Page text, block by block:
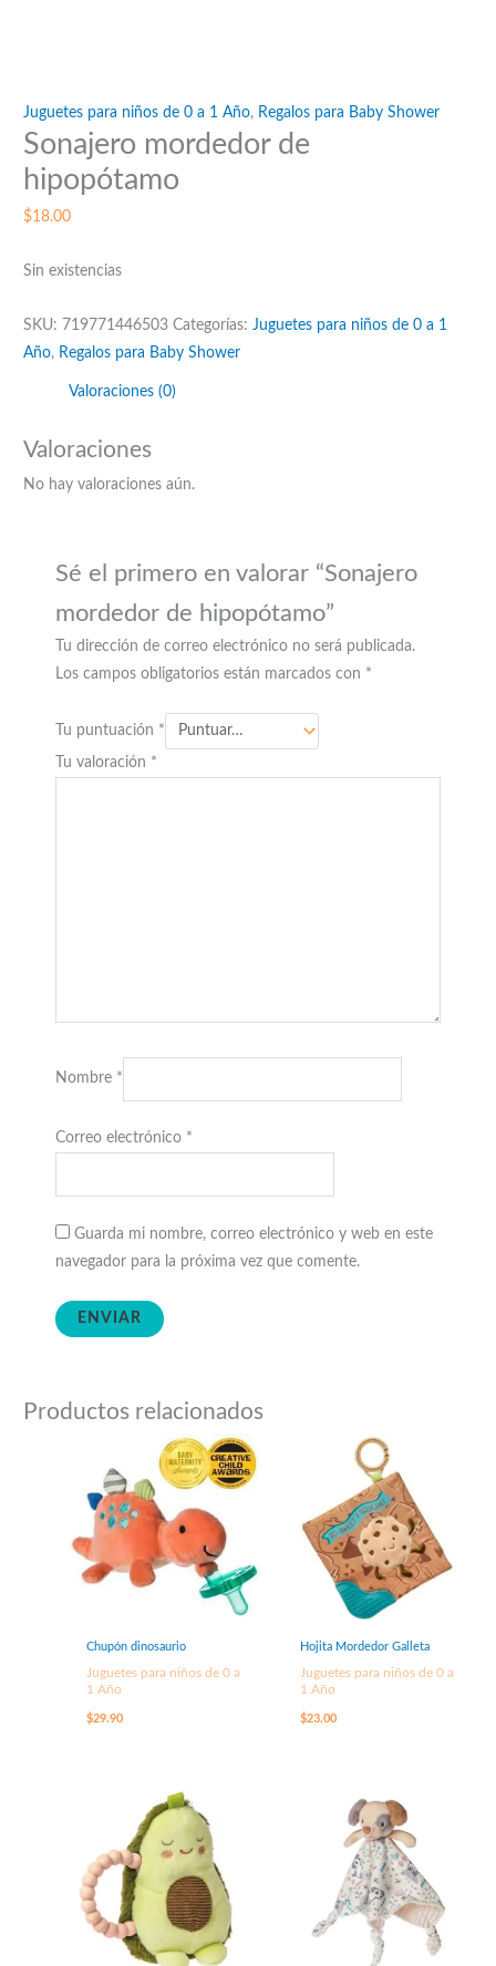
Juguetes para niños de 0 a 1 Año, Regalos para Baby Shower
Sonajero mordedor de
hipopótamo
$18.00
Sin existencias
SKU: 719771446503 Categorías:Juguetes para niños de 0 a 1
Año, Regalos para Baby Shower
Valoraciones (0)
Valoraciones
No hay valoraciones aún.
Sé el primero en valorar “Sonajero
mordedor de hipopótamo”
Tu dirección de correo electrónico no será publicada.
Los campos obligatorios están marcados con *
Tu puntuación *
Tu valoración *
Nombre *
Correo electrónico *
Guarda mi nombre, correo electrónico y web en este
navegador para la próxima vez que comente.
Productos relacionados
Chupón dinosaurio
Juguetes para niños de 0 a
1 Año
$29.90
Hojita Mordedor Galleta
Juguetes para niños de 0 a
1 Año
$23.00